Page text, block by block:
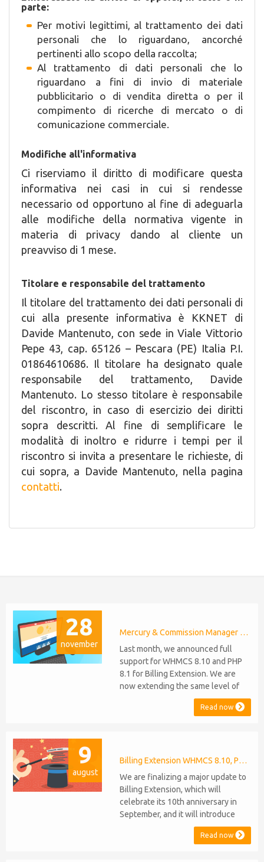
parte:
Per motivi legittimi, al trattamento dei dati
personali che lo riguardano, ancorché
pertinenti allo scopo della raccolta;
Al trattamento di dati personali che lo
riguardano a fini di invio di materiale
pubblicitario o di vendita diretta o per il
compimento di ricerche di mercato o di
comunicazione commerciale.
Modifiche all'informativa
Ci riserviamo il diritto di modificare questa
informativa nei casi in cui si rendesse
necessario od opportuno al fine di adeguarla
alle modifiche della normativa vigente in
materia di privacy dando al cliente un
preavviso di 1 mese.
Titolare e responsabile del trattamento
Il titolare del trattamento dei dati personali di
cui alla presente informativa è KKNET di
Davide Mantenuto, con sede in Viale Vittorio
Pepe 43, cap. 65126 – Pescara (PE) Italia P.I.
01864610686. Il titolare ha designato quale
responsabile del trattamento, Davide
Mantenuto. Lo stesso titolare è responsabile
del riscontro, in caso di esercizio dei diritti
sopra descritti. Al fine di semplificare le
modalità di inoltro e ridurre i tempi per il
riscontro si invita a presentare le richieste, di
cui sopra, a Davide Mantenuto, nella pagina
contatti.
28
november
Mercury & Commission Manager WHMCS 8.11, PHP 8.2
Last month, we announced full
support for WHMCS 8.10 and PHP
8.1 for Billing Extension. We are
now extending the same level of
compatibility to Commission
Manager and Mercury, which are
released, introducing support for
PHP 8.2. This does not alter our pl...
Read now
9
august
Billing Extension WHMCS 8.10, PHP 8.1
We are finalizing a major update to
Billing Extension, which will
celebrate its 10th anniversary in
September, and it will introduce
several new features: WHMCS 8.10
Support: the module will be
Read now